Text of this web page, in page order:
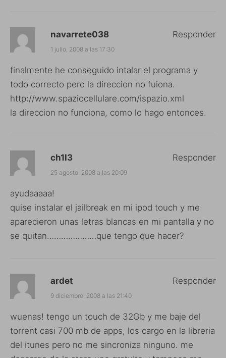
navarrete038
1 julio, 2008 a las 17:30
finalmente he conseguido intalar el programa y
todo correcto pero la direccion no fuiona.
http://www.spaziocellulare.com/ispazio.xml
la direccion no funciona, como lo hago entonces.
Responder
ch1l3
25 agosto, 2008 a las 20:09
ayudaaaaa!
quise instalar el jailbreak en mi ipod touch y me
aparecieron unas letras blancas en mi pantalla y no
se quitan…………………que tengo que hacer?
Responder
ardet
9 diciembre, 2008 a las 21:40
wuenas! tengo un touch de 32Gb y me baje del
torrent casi 700 mb de apps, los cargo en la libreria
del itunes pero no me sincroniza ninguno. me
Responder